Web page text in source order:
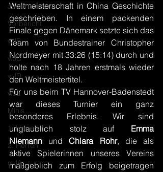
Juniorteam
Vorbericht
wJB
wJC
wJD
wJE
Minis
1. Herren
2. Herren
mJA
Weltmeisterschaft in China Geschichte
geschrieben. In einem packenden
Finale gegen Dänemark setzte sich das
Team von Bundestrainer Christopher
Nordmeyer mit 33:26 (15:14) durch und
holte nach 18 Jahren erstmals wieder
den Weltmeistertitel.
Für uns beim TV Hannover-Badenstedt
war dieses Turnier ein ganz
besonderes Erlebnis. Wir sind
unglaublich stolz auf Emma
Niemann und Chiara Rohr, die als
aktive Spielerinnen unseres Vereins
maßgeblich zum Erfolg beigetragen